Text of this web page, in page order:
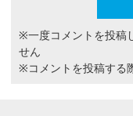
※一度コメントを投稿
せん
※コメントを投稿する